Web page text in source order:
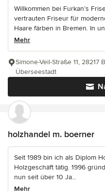
Willkommen bei Furkan’s
vertrauten Friseur für
Haare färben in Bremen. In
Mehr
Simone-Veil-Straße 11, 28217
Überseestadt
holzhandel m. boerner
Seit 1989 bin ich als Diplom
Holzgeschäft tätig. 1996
nun seit über 10 Ja...
Mehr